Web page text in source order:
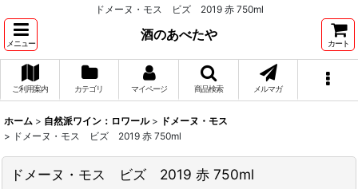
ドメーヌ・モス ビズ 2019 赤 750ml
メニュー
酒のあべたや
カート
ご利用案内 カテゴリ マイページ 商品検索 メルマガ
ホーム > 自然派ワイン：ロワール > ドメーヌ・モス
> ドメーヌ・モス ビズ 2019 赤 750ml
ドメーヌ・モス ビズ 2019 赤 750ml